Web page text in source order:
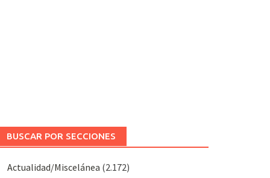
BUSCAR POR SECCIONES
Actualidad/Miscelánea (2.172)